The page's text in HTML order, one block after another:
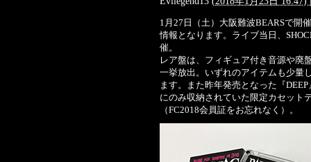
1月27日（土）大阪難波BEARSで開
情報となります。ライブ当日、
催。
レア盤は、フィギュア付き音源や廃
一挙放出。いずれのアイテムも少量
ます。また昨年発売となった『
にのみ収納されていた限定カセット
（FC2018会員証をお忘れなく）。